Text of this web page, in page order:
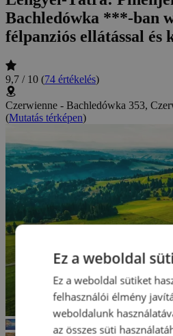
Bachledówka ***-ban
félpanziós ellátással és
9,7 / 10 (74 értékelés)
Czerwienne - Bachledówka 353,
(Mutatás térképen)
Ez a weboldal
Ez a weboldal sütiket
felhasználói élmény
weboldalunk
az összes süti